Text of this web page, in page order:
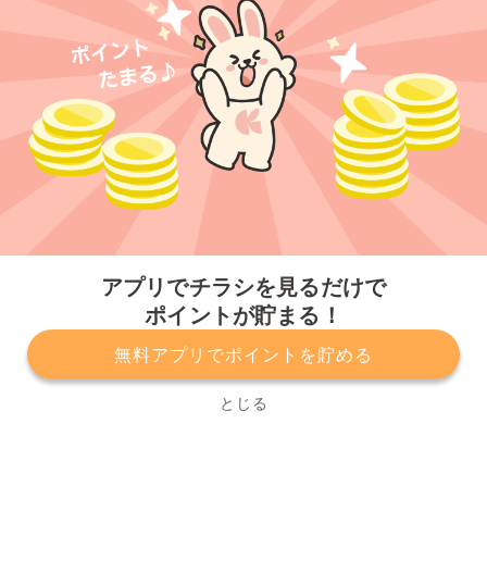
アプリでチラシを見るだけで
ポイントが貯まる！
無料アプリでポイントを貯める
とじる
プライバシーポリシー 利用規約
運営会社
サービスに関してのお問い合わせ